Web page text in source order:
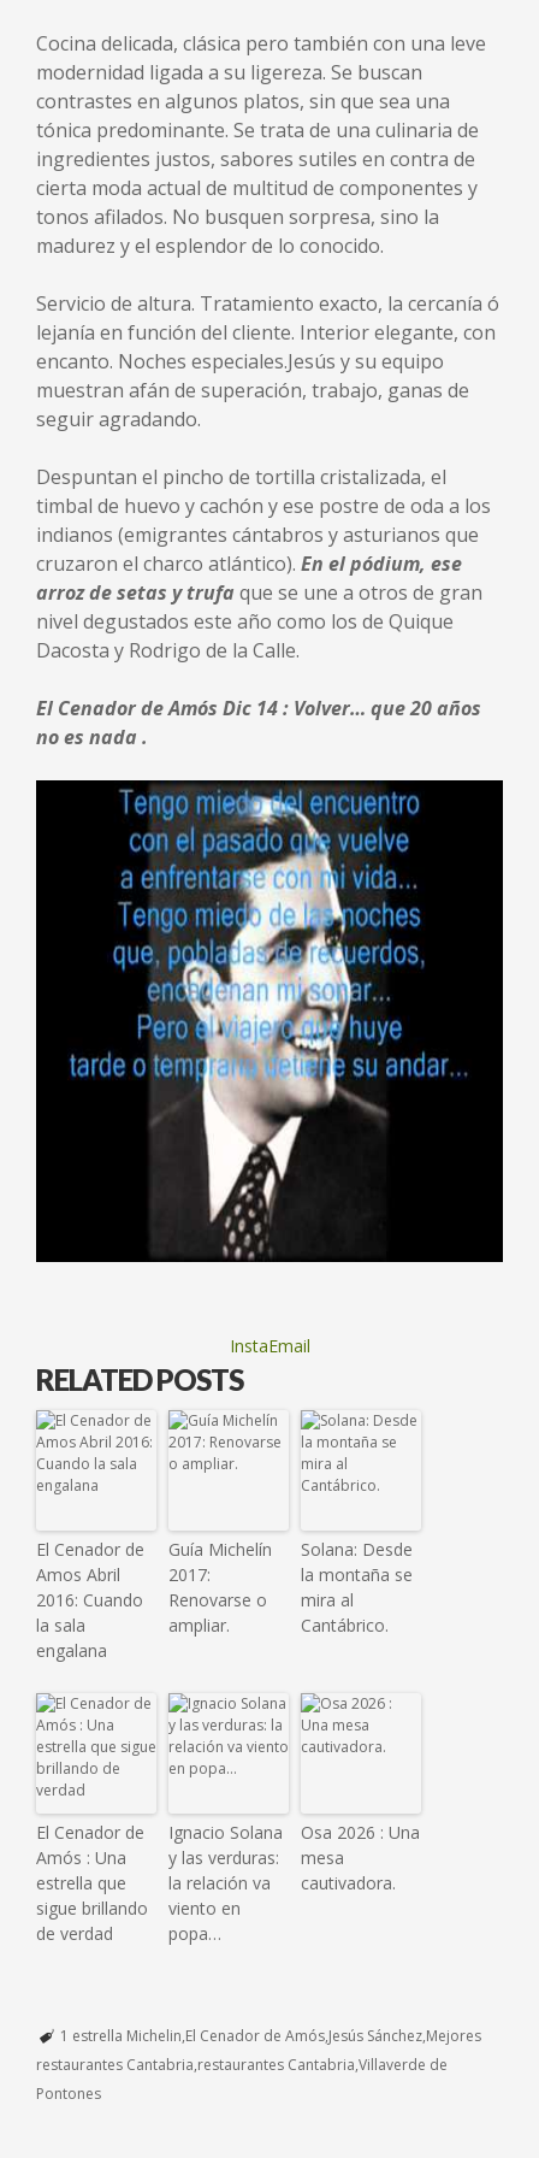
Cocina delicada, clásica pero también con una leve
modernidad ligada a su ligereza. Se buscan
contrastes en algunos platos, sin que sea una
tónica predominante. Se trata de una culinaria de
ingredientes justos, sabores sutiles en contra de
cierta moda actual de multitud de componentes y
tonos afilados. No busquen sorpresa, sino la
madurez y el esplendor de lo conocido.
Servicio de altura. Tratamiento exacto, la cercanía ó
lejanía en función del cliente. Interior elegante, con
encanto. Noches especiales.Jesús y su equipo
muestran afán de superación, trabajo, ganas de
seguir agradando.
Despuntan el pincho de tortilla cristalizada, el
timbal de huevo y cachón y ese postre de oda a los
indianos (emigrantes cántabros y asturianos que
cruzaron el charco atlántico). En el pódium, ese
arroz de setas y trufa que se une a otros de gran
nivel degustados este año como los de Quique
Dacosta y Rodrigo de la Calle.
El Cenador de Amós Dic 14 : Volver… que 20 años
no es nada .
InstaEmail
RELATED POSTS
El Cenador de
Amos Abril
2016: Cuando
la sala
engalana
Guía Michelín
2017:
Renovarse o
ampliar.
Solana: Desde
la montaña se
mira al
Cantábrico.
El Cenador de
Amós : Una
estrella que
sigue brillando
de verdad
Ignacio Solana
y las verduras:
la relación va
viento en
popa…
Osa 2026 : Una
mesa
cautivadora.
1 estrella Michelin El Cenador de Amós Jesús Sánchez Mejores
restaurantes Cantabria restaurantes Cantabria Villaverde de
Pontones